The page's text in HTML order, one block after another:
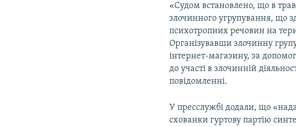
«Судом встановлено, що в
злочинного угрупування, що
психотропних речовин на
Організувавши злочинну
інтернет-магазину, за
до участі в злочинній
повідомленні.
У пресслужбі додали, що
схованки гуртову партію